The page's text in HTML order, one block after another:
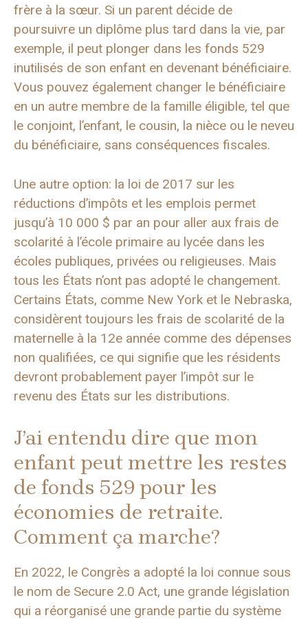
frère à la sœur. Si un parent décide de
poursuivre un diplôme plus tard dans la vie, par
exemple, il peut plonger dans les fonds 529
inutilisés de son enfant en devenant bénéficiaire.
Vous pouvez également changer le bénéficiaire
en un autre membre de la famille éligible, tel que
le conjoint, l’enfant, le cousin, la nièce ou le neveu
du bénéficiaire, sans conséquences fiscales.
Une autre option: la loi de 2017 sur les
réductions d’impôts et les emplois permet
jusqu’à 10 000 $ par an pour aller aux frais de
scolarité à l’école primaire au lycée dans les
écoles publiques, privées ou religieuses. Mais
tous les États n’ont pas adopté le changement.
Certains États, comme New York et le Nebraska,
considèrent toujours les frais de scolarité de la
maternelle à la 12e année comme des dépenses
non qualifiées, ce qui signifie que les résidents
devront probablement payer l’impôt sur le
revenu des États sur les distributions.
J’ai entendu dire que mon
enfant peut mettre les restes
de fonds 529 pour les
économies de retraite.
Comment ça marche?
En 2022, le Congrès a adopté la loi connue sous
le nom de Secure 2.0 Act, une grande législation
qui a réorganisé une grande partie du système